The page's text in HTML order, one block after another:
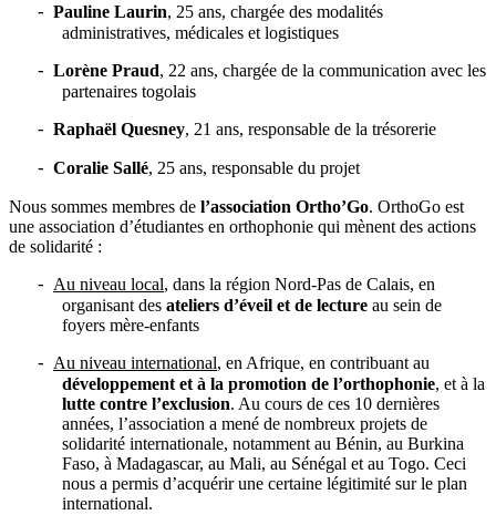
- Pauline Laurin, 25 ans, chargée des modalités
administratives, médicales et logistiques
- Lorène Praud, 22 ans, chargée de la communication avec les
partenaires togolais
- Raphaël Quesney, 21 ans, responsable de la trésorerie
- Coralie Sallé, 25 ans, responsable du projet
Nous sommes membres de l’association Ortho’Go. OrthoGo est
une association d’étudiantes en orthophonie qui mènent des actions
de solidarité :
- Au niveau local, dans la région Nord-Pas de Calais, en
organisant des ateliers d’éveil et de lecture au sein de
foyers mère-enfants
- Au niveau international, en Afrique, en contribuant au
développement et à la promotion de l’orthophonie, et à la
lutte contre l’exclusion. Au cours de ces 10 dernières
années, l’association a mené de nombreux projets de
solidarité internationale, notamment au Bénin, au Burkina
Faso, à Madagascar, au Mali, au Sénégal et au Togo. Ceci
nous a permis d’acquérir une certaine légitimité sur le plan
international.